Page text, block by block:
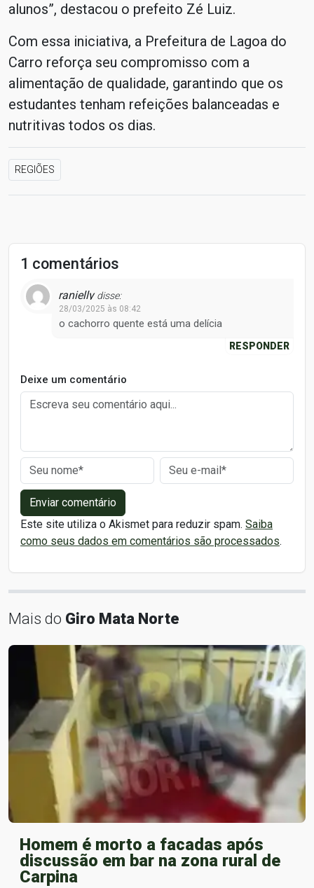
alunos”, destacou o prefeito Zé Luiz.
Com essa iniciativa, a Prefeitura de Lagoa do
Carro reforça seu compromisso com a
alimentação de qualidade, garantindo que os
estudantes tenham refeições balanceadas e
nutritivas todos os dias.
REGIÕES
1 comentários
ranielly disse:
28/03/2025 às 08:42
o cachorro quente está uma delícia
RESPONDER
Deixe um comentário
Enviar comentário
Este site utiliza o Akismet para reduzir spam. Saiba
como seus dados em comentários são processados.
Mais do Giro Mata Norte
Homem é morto a facadas após
discussão em bar na zona rural de
Carpina